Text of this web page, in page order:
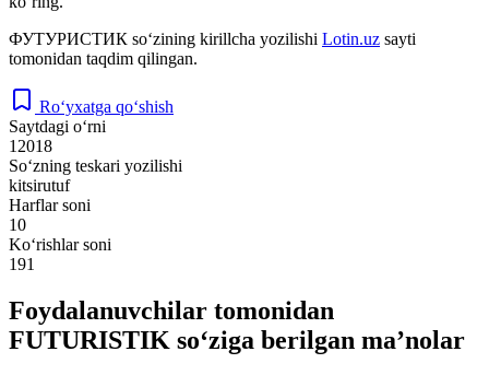
ФУТУРИСТИК so‘zining kirillcha yozilishi Lotin.uz sayti
tomonidan taqdim qilingan.
Ro‘yxatga qo‘shish
Saytdagi o‘rni
12018
So‘zning teskari yozilishi
kitsirutuf
Harflar soni
10
Ko‘rishlar soni
191
Foydalanuvchilar tomonidan
FUTURISTIK so‘ziga berilgan ma’nolar